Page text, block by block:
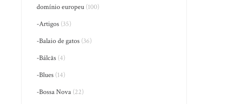
domínio europeu (100)
-Artigos (35)
-Balaio de gatos (36)
-Bálcãs (4)
-Blues (14)
-Bossa Nova (22)